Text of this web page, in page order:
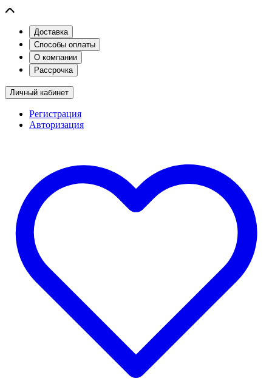
Доставка
Способы оплаты
О компании
Рассрочка
Личный кабинет
Регистрация
Авторизация